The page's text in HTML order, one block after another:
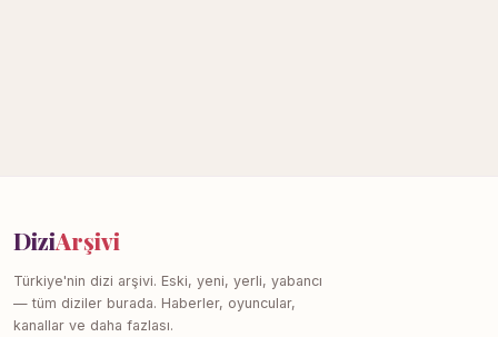
DiziArşivi
Türkiye'nin dizi arşivi. Eski, yeni, yerli, yabancı
— tüm diziler burada. Haberler, oyuncular,
kanallar ve daha fazlası.